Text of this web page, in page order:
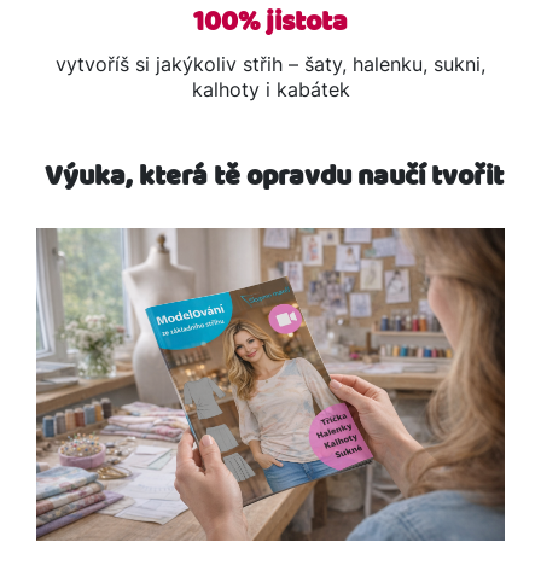
100% jistota
vytvoříš si jakýkoliv střih – šaty, halenku, sukni,
kalhoty i kabátek
Výuka, která tě opravdu naučí tvořit